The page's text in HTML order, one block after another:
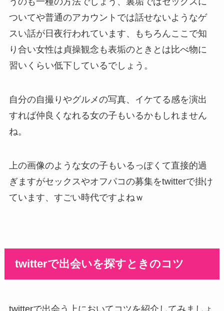
ついてや普通のアカウントでは話せないようなゲ
スい話が日夜行われています、もちろんここで知
り合い女性は貞操観念も表垢のときとは比べ物に
習いくらい低下しているでしょう。
自分の自撮りやグルメの写真、イケてる感を演出
すれば仲良くなれる女の子もいるかもしれません
ね。
上の画像のような女の子もいるっぽくて直接的過
ぎますがセックスやオフパコの募集をtwitterで掛け
ています、すごい時代ですよねｗ
twitterで出会いを探すときのコツ